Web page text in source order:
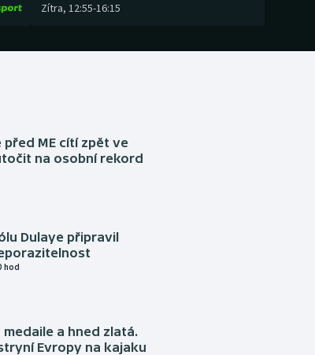
Zítra, 12:55-16:15
před ME cítí zpět ve
na osobní rekord
Dulaye připravil
hod
medaile a hned zlatá.
Evropy na kajaku